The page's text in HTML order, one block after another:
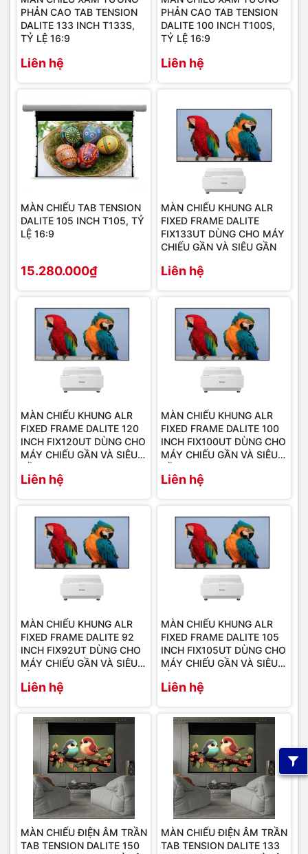
PHẢN CAO TAB TENSION
DALITE 133 INCH T133S,
TỶ LỆ 16:9
Liên hệ
PHẢN CAO TAB TENSION
DALITE 100 INCH T100S,
TỶ LỆ 16:9
Liên hệ
MÀN CHIẾU TAB TENSION
DALITE 105 INCH T105, TỶ
LỆ 16:9
15.280.000₫
MÀN CHIẾU KHUNG ALR
FIXED FRAME DALITE
FIX133UT DÙNG CHO MÁY
CHIẾU GẦN VÀ SIÊU GẦN
Liên hệ
MÀN CHIẾU KHUNG ALR
FIXED FRAME DALITE 120
INCH FIX120UT DÙNG CHO
MÁY CHIẾU GẦN VÀ SIÊU
Liên hệ
MÀN CHIẾU KHUNG ALR
FIXED FRAME DALITE 100
INCH FIX100UT DÙNG CHO
MÁY CHIẾU GẦN VÀ SIÊU
Liên hệ
MÀN CHIẾU KHUNG ALR
FIXED FRAME DALITE 92
INCH FIX92UT DÙNG CHO
MÁY CHIẾU GẦN VÀ SIÊU
Liên hệ
MÀN CHIẾU KHUNG ALR
FIXED FRAME DALITE 105
INCH FIX105UT DÙNG CHO
MÁY CHIẾU GẦN VÀ SIÊU
Liên hệ
MÀN CHIẾU ĐIỆN ÂM TRẦN
TAB TENSION DALITE 150
MÀN CHIẾU ĐIỆN ÂM TRẦN
TAB TENSION DALITE 133